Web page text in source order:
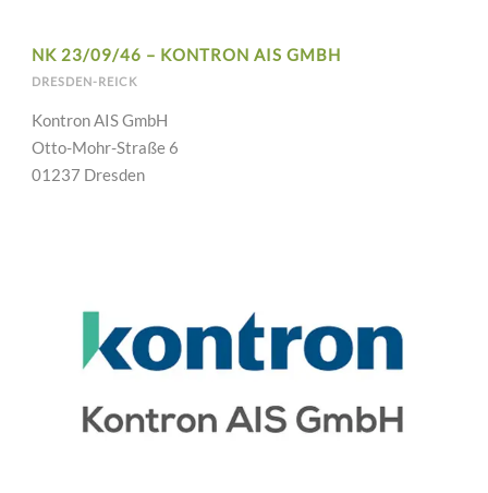
NK 23/09/46 – KONTRON AIS GMBH
DRESDEN-REICK
Kontron AIS GmbH
Otto-Mohr-Straße 6
01237 Dresden